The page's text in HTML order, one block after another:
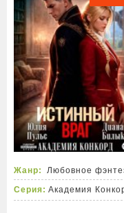
Жанр: Любовное
Серия: Академия